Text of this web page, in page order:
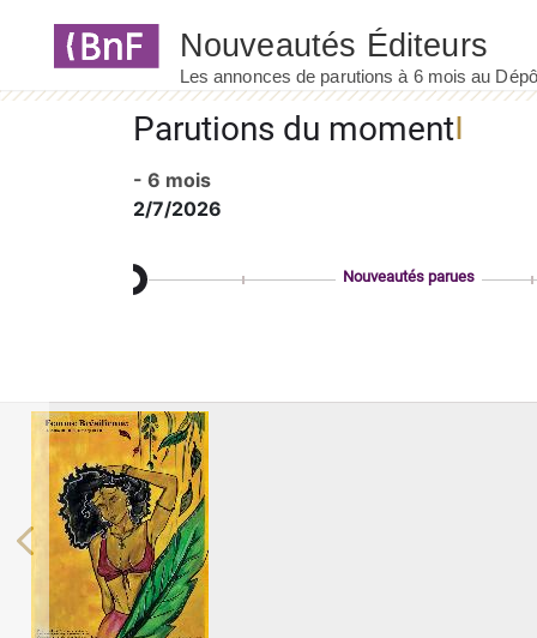
Parutions du moment
- 6 mois
2/7/2026
Nouveautés parues
Previous